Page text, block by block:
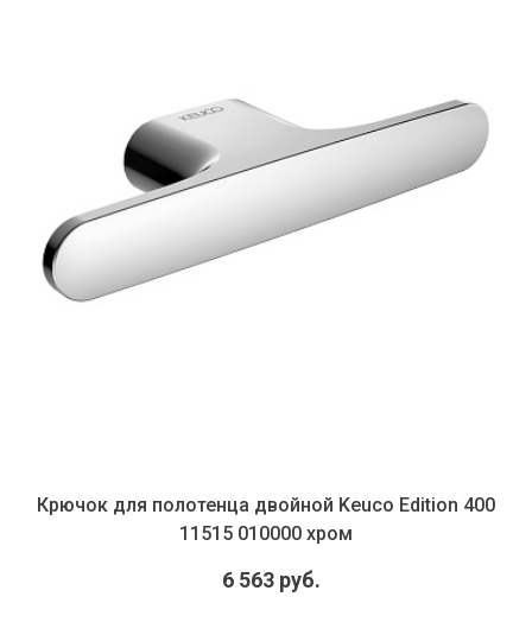
Крючок для полотенца двойной Keuco Edition 400
11515 010000 хром
6 563 руб.